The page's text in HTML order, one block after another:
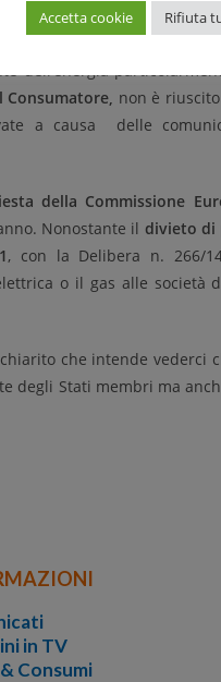
del Cittadino (MDC)
– che
di energia elettrica e
dell’energia
non è
a causa delle
della Commissione
Nonostante il divieto di
, con la Delibera n. 266/
o il gas alle
che intende vederci
degli Stati membri ma
in TV
Consumi
Accetta cookie Rifiuta